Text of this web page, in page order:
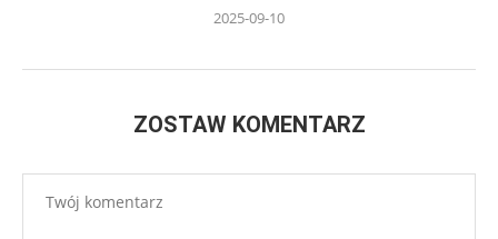
2025-09-10
ZOSTAW KOMENTARZ